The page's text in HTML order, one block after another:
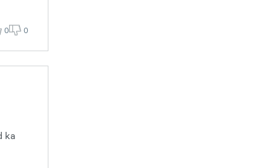
0 0
ka